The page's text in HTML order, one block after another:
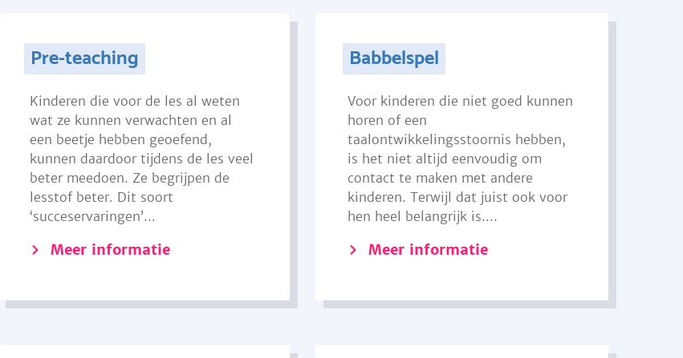
Pre-teaching
Kinderen die voor de les al weten
wat ze kunnen verwachten en al
een beetje hebben geoefend,
kunnen daardoor tijdens de les veel
beter meedoen. Ze begrijpen de
lesstof beter. Dit soort
‘succeservaringen’...
Meer informatie
Babbelspel
Voor kinderen die niet goed kunnen
horen of een
taalontwikkelingsstoornis hebben,
is het niet altijd eenvoudig om
contact te maken met andere
kinderen. Terwijl dat juist ook voor
hen heel belangrijk is....
Meer informatie